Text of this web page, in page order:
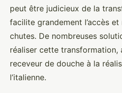
peut être judicieux de la
facilite grandement l’accès
chutes. De nombreuses
réaliser cette transformation,
receveur de douche à la
l’italienne.